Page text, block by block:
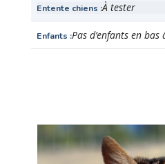
Entente chiens À tester
Enfants Pas d’enfants en